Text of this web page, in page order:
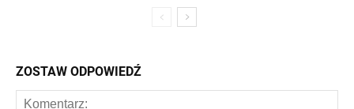
ZOSTAW ODPOWIEDŹ